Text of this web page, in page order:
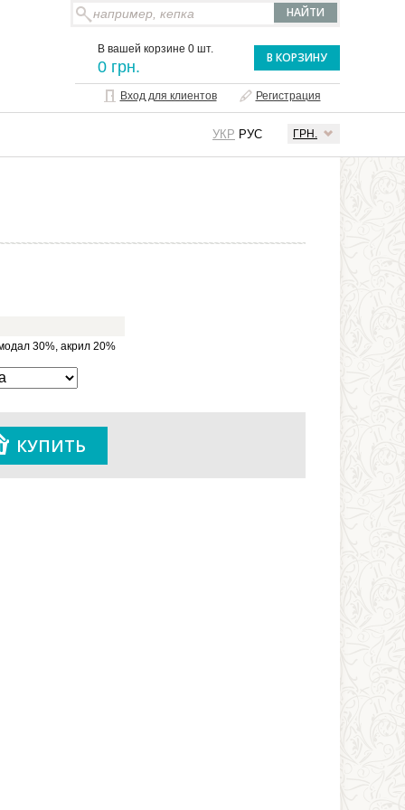
В вашей корзине 0 шт.
0 грн.
В КОРЗИНУ
Вход для клиентов Регистрация
ГРН.
УКР РУС
30%, акрил 20%
КУПИТЬ